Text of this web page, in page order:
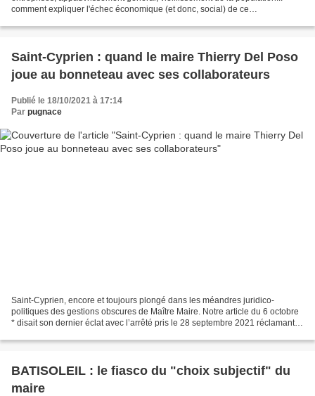
comment expliquer l'échec économique (et donc, social) de ce
Saint-Cyprien : quand le maire Thierry Del Poso
joue au bonneteau avec ses collaborateurs
Publié le 18/10/2021 à 17:14
Par pugnace
Saint-Cyprien, encore et toujours plongé dans les méandres juridico-
politiques des gestions obscures de Maître Maire. Notre article du 6 octobre
* disait son dernier éclat avec l’arrêté pris le 28 septembre 2021 réclamant à
BATISOLEIL : le fiasco du "choix subjectif" du
maire